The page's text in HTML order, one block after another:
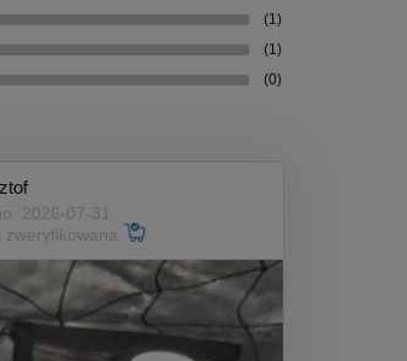
(1)
(1)
(0)
2026-07-31
zweryfikowana